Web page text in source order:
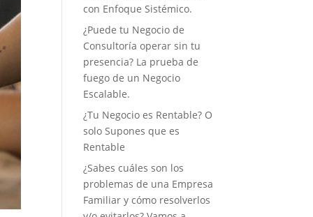
con Enfoque Sistémico.
¿Puede tu Negocio de
Consultoría operar sin tu
presencia? La prueba de
fuego de un Negocio
Escalable.
¿Tu Negocio es Rentable? O
solo Supones que es
Rentable
¿Sabes cuáles son los
problemas de una Empresa
Familiar y cómo resolverlos